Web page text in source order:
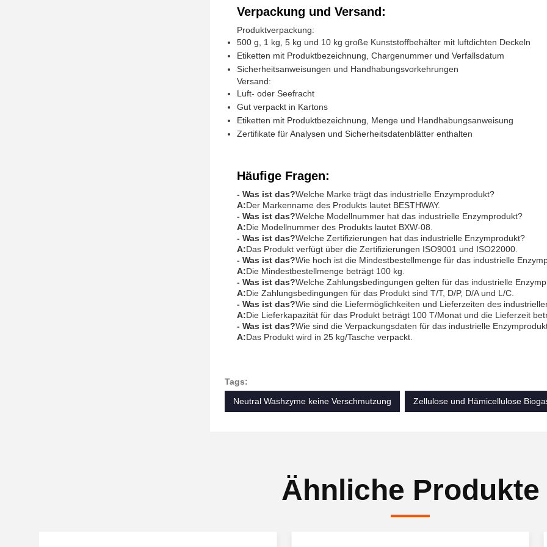
Verpackung und Versand:
Produktverpackung:
500 g, 1 kg, 5 kg und 10 kg große Kunststoffbehälter mit luftdichten Deckeln
Etiketten mit Produktbezeichnung, Chargenummer und Verfallsdatum
Sicherheitsanweisungen und Handhabungsvorkehrungen
Versand:
Luft- oder Seefracht
Gut verpackt in Kartons
Etiketten mit Produktbezeichnung, Menge und Handhabungsanweisung
Zertifikate für Analysen und Sicherheitsdatenblätter enthalten
Häufige Fragen:
- Was ist das?Welche Marke trägt das industrielle Enzymprodukt?
A:Der Markenname des Produkts lautet BESTHWAY.
- Was ist das?Welche Modellnummer hat das industrielle Enzymprodukt?
A:Die Modellnummer des Produkts lautet BXW-08.
- Was ist das?Welche Zertifizierungen hat das industrielle Enzymprodukt?
A:Das Produkt verfügt über die Zertifizierungen ISO9001 und ISO22000.
- Was ist das?Wie hoch ist die Mindestbestellmenge für das industrielle
A:Die Mindestbestellmenge beträgt 100 kg.
- Was ist das?Welche Zahlungsbedingungen gelten für das industrielle
A:Die Zahlungsbedingungen für das Produkt sind T/T, D/P, D/A und L/C.
- Was ist das?Wie sind die Liefermöglichkeiten und Lieferzeiten des
A:Die Lieferkapazität für das Produkt beträgt 100 T/Monat und die Lieferzeit
- Was ist das?Wie sind die Verpackungsdaten für das industrielle
A:Das Produkt wird in 25 kg/Tasche verpackt.
Tags:
Neutral Washzyme keine Verschmutzung
Zellulose und Hämicellulose
Ähnliche Produkte